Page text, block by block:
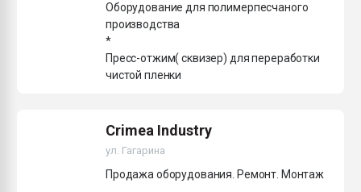
Оборудование для полимерпесчаного
производства
*
Пресс-отжим( сквизер) для переработки
чистой пленки
Crimea Industry
ул. Гагарина
Продажа оборудования. Ремонт. Монтаж